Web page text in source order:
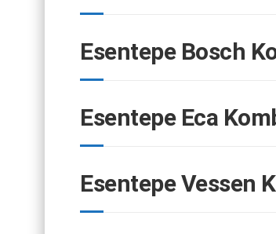
Esentepe Bosch
Esentepe Eca
Esentepe Vessen